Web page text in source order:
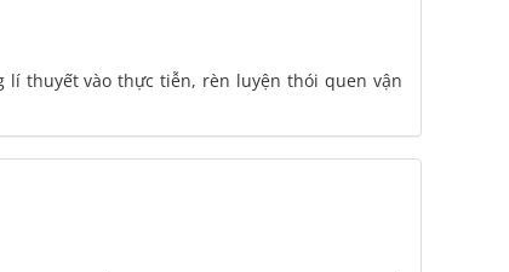
thuyết vào thực tiễn, rèn luyện thói quen vận